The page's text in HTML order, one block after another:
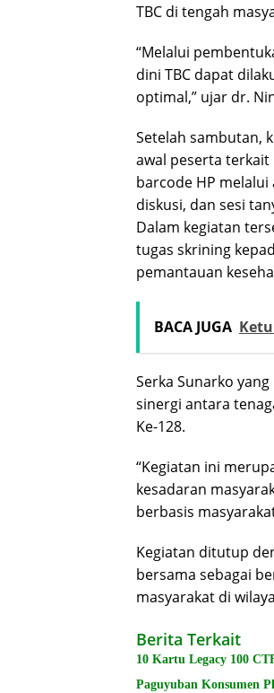
TBC di tengah
“Melalui
dini TBC dapat
optimal,” ujar dr.
Setelah sambutan,
awal peserta terkait
barcode HP
diskusi, dan sesi
Dalam kegiatan
tugas skrining
pemantauan
BACA JUGA
Serka Sunarko
sinergi antara
Ke-128.
“Kegiatan ini
kesadaran
berbasis
Kegiatan ditutup
bersama sebagai
masyarakat di
Berita Terkait
10 Kartu Legacy 100
Paguyuban Konsumen